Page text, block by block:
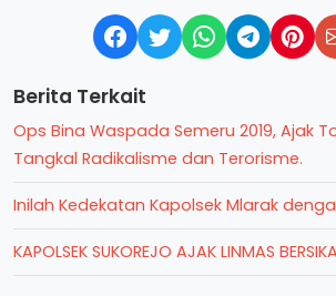
Berita Terkait
Ops Bina Waspada Semeru 2019, Ajak
Tangkal Radikalisme dan Terorisme.
Inilah Kedekatan Kapolsek Mlarak
KAPOLSEK SUKOREJO AJAK LINMAS